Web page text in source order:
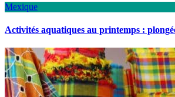
Mexique
Activités aquatiques au printemps :